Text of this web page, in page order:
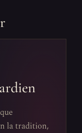
la tradition,